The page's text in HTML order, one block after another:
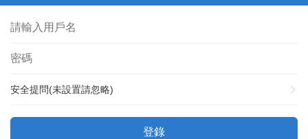
安全提問(未設置請忽略)
登錄